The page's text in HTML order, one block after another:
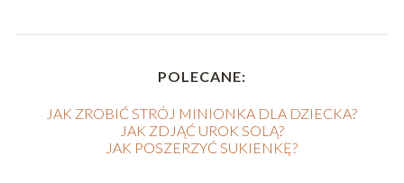
POLECANE:
JAK ZROBIĆ STRÓJ MINIONKA DLA DZIECKA?
JAK ZDJĄĆ UROK SOLĄ?
JAK POSZERZYĆ SUKIENKĘ?